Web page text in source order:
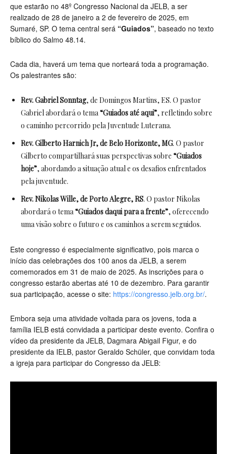
que estarão no 48º Congresso Nacional da JELB, a ser
realizado de 28 de janeiro a 2 de fevereiro de 2025, em
Sumaré, SP. O tema central será “Guiados”, baseado no texto
bíblico do Salmo 48.14.
Cada dia, haverá um tema que norteará toda a programação.
Os palestrantes são:
Rev. Gabriel Sonntag, de Domingos Martins, ES. O pastor
Gabriel abordará o tema“Guiados até aqui”, refletindo sobre
o caminho percorrido pela Juventude Luterana.
Rev. Gilberto Harnich Jr, de Belo Horizonte, MG. O pastor
Gilberto compartilhará suas perspectivas sobre “Guiados
hoje”, abordando a situação atual e os desafios enfrentados
pela juventude.
Rev. Nikolas Wille, de Porto Alegre, RS. O pastor Nikolas
abordará o tema“Guiados daqui para a frente”, oferecendo
uma visão sobre o futuro e os caminhos a serem seguidos.
Este congresso é especialmente significativo, pois marca o
início das celebrações dos 100 anos da JELB, a serem
comemorados em 31 de maio de 2025. As inscrições para o
congresso estarão abertas até 10 de dezembro. Para garantir
sua participação, acesse o site: https://congresso.jelb.org.br/.
Embora seja uma atividade voltada para os jovens, toda a
família IELB está convidada a participar deste evento. Confira o
vídeo da presidente da JELB, Dagmara Abigail Figur, e do
presidente da IELB, pastor Geraldo Schüler, que convidam toda
a igreja para participar do Congresso da JELB: